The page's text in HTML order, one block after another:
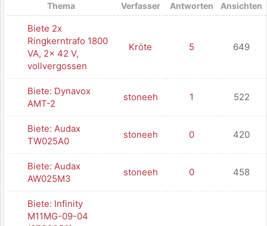
Thema Verfasser Antworten Ansichten
Biete 2x
Ringkerntrafo 1800
VA, 2x 42 V,
vollvergossen
Kröte 5 649
Biete: Dynavox
AMT-2
stoneeh 1 522
Biete: Audax
TW025A0
stoneeh 0 420
Biete: Audax
AW025M3
stoneeh 0 458
Biete: Infinity
M11MG-09-04